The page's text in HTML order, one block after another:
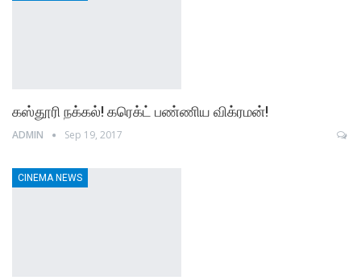
கஸ்தூரி நக்கல்! கரெக்ட் பண்ணிய விக்ரமன்!
ADMIN Sep 19, 2017
CINEMA NEWS